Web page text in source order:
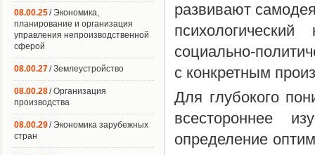
развивают
социально-
с конкретным
Для глубокого
всестороннее
определение
08.00.25/ Экономика,
планирование и организация
управления непроизводственной
сферой
08.00.27/ Землеустройство
08.00.28/ Организация
производства
08.00.29/ Экономика зарубежных
стран